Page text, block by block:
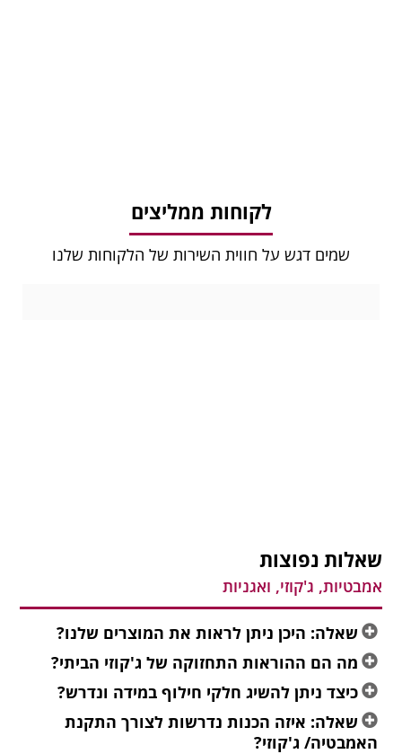
לקוחות ממליצים
שמים דגש על חווית השירות של הלקוחות שלנו
נפוצות
ג'קוזי, ואגניות
שאלה: היכן ניתן לראות את המוצרים שלנו?
מה הם ההוראות התחזוקה של ג'קוזי הביתי?
כיצד ניתן להשיג חלקי חילוף במידה ונדרש?
שאלה: איזה הכנות נדרשות לצורך התקנת
האמבטיה/ ג'קוזי?